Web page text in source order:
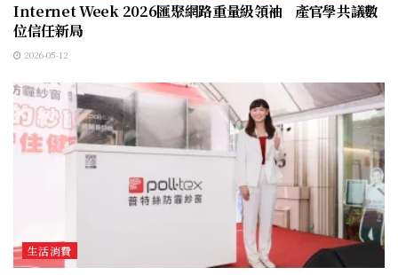
Internet Week 2026匯聚網路重量級領袖 產官學共議數
位信任新局
2026-05-12
生活消費